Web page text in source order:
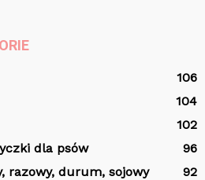
106
104
102
dla psów
96
razowy, durum, sojowy
92